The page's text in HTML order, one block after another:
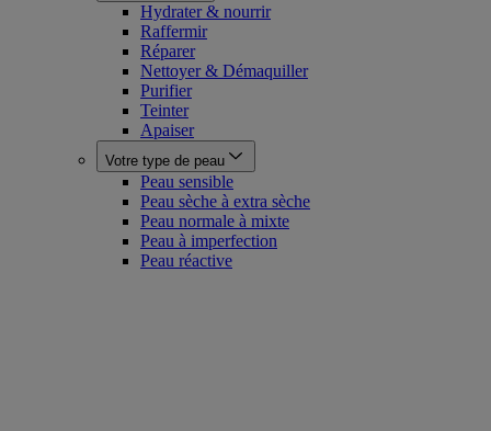
Hydrater & nourrir
Raffermir
Réparer
Nettoyer & Démaquiller
Purifier
Teinter
Apaiser
Votre type de peau
Peau sensible
Peau sèche à extra sèche
Peau normale à mixte
Peau à imperfection
Peau réactive